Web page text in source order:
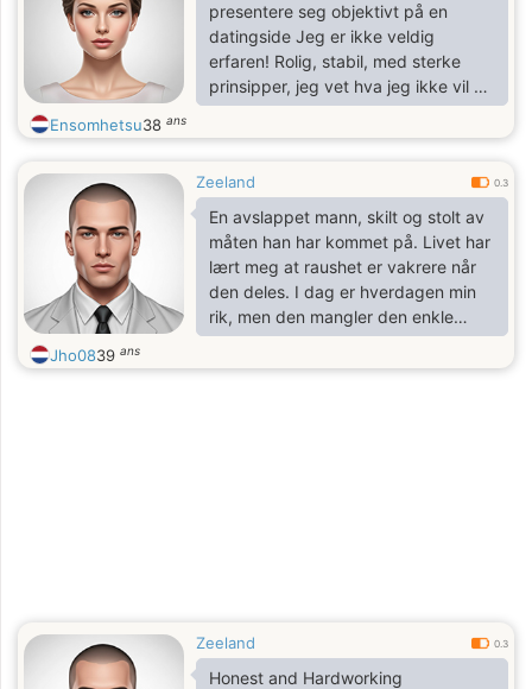
presentere seg objektivt på en
datingside Jeg er ikke veldig
erfaren! Rolig, stabil, med sterke
prinsipper, jeg vet hva jeg ikke vil ha
lenger.
Ensomhetsu38 ans
Zeeland 0.3
En avslappet mann, skilt og stolt av
måten han har kommet på. Livet har
lært meg at raushet er vakrere når
den deles. I dag er hverdagen min
rik, men den mangler den enkle
medvirken, at 'vi' som endrer alt.
Jeg leter etter en skulder, en latter
Jho0839 ans
Zeeland 0.3
Honest and Hardworking